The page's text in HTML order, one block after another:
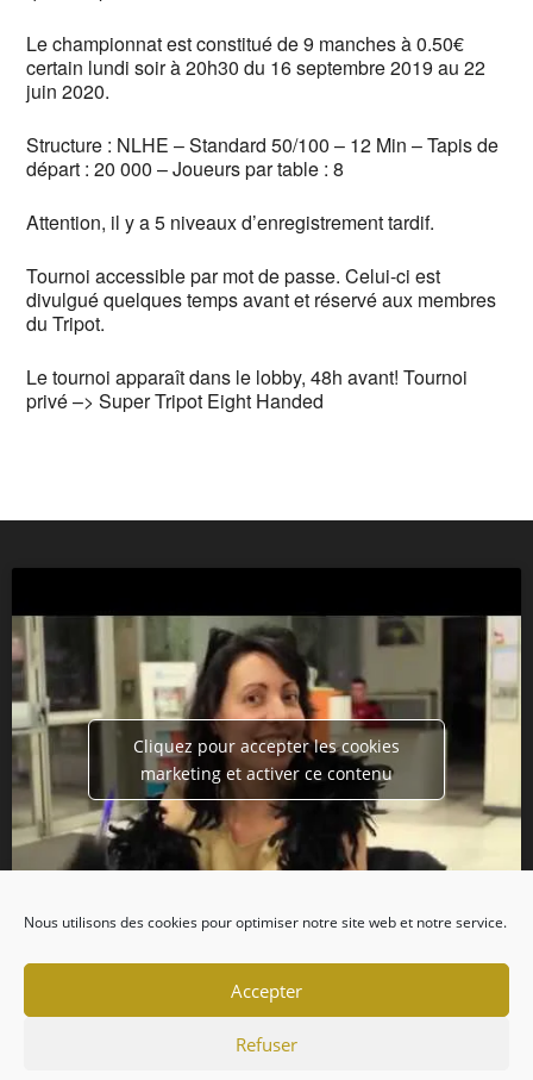
Nous utilisons des cookies pour optimiser notre site web et notre service.
Accepter
Refuser
Le championnat est constitué de 9 manches à 0.50€
certain lundi soir à 20h30 du 16 septembre 2019 au 22
juin 2020.
Structure : NLHE – Standard 50/100 – 12 Min – Tapis de
départ : 20 000 – Joueurs par table : 8
Attention, il y a 5 niveaux d’enregistrement tardif.
Tournoi accessible par mot de passe. Celui-ci est
divulgué quelques temps avant et réservé aux membres
du Tripot.
Le tournoi apparaît dans le lobby, 48h avant! Tournoi
privé –> Super Tripot Eight Handed
Cliquez pour accepter les cookies
marketing et activer ce contenu